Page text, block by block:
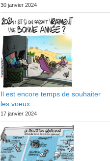
30 janvier 2024
Il est encore temps de souhaiter
les voeux…
17 janvier 2024